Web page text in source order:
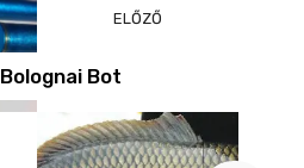
ELŐZŐ
Bolognai Bot